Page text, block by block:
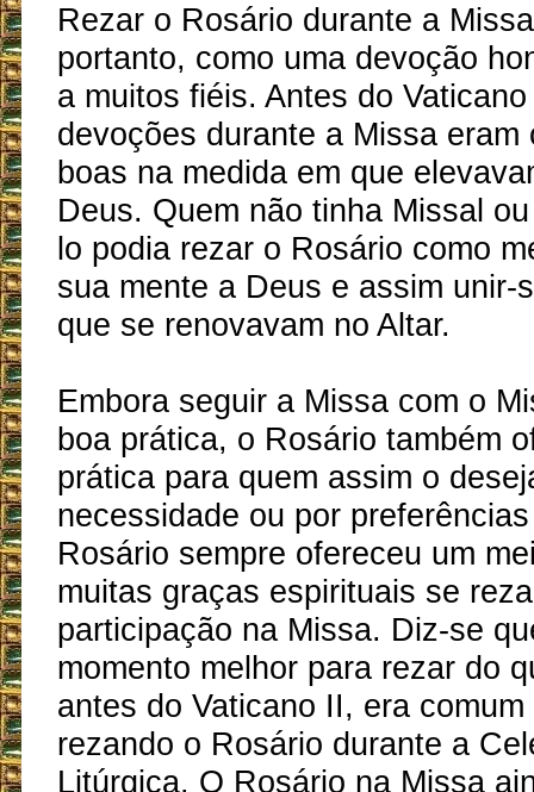
Rezar o Rosário durante a
portanto, como uma devoção
a muitos fiéis. Antes do
devoções durante a Missa eram
boas na medida em que
Deus. Quem não tinha Missal
lo podia rezar o Rosário como
sua mente a Deus e assim unir-
que se renovavam no Altar.
Embora seguir a Missa com o
boa prática, o Rosário também
prática para quem assim o
necessidade ou por
Rosário sempre ofereceu um
muitas graças espirituais se
participação na Missa. Diz-se
momento melhor para rezar do
antes do Vaticano II, era
rezando o Rosário durante a
Litúrgica. O Rosário na Missa